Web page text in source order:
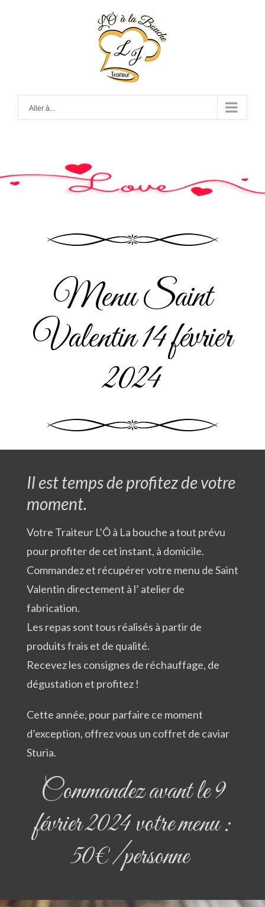
Aller à...
Menu Saint
Valentin 14 février
2024
Il est temps de profitez de votre
moment.
Votre Traiteur L’Ô à La bouche a tout prévu
pour profiter de cet instant, à domicile.
Commandez et récupérer votre menu de Saint
Valentin directement à l’ atelier de
fabrication.
Les repas sont tous réalisés à partir de
produits frais et de qualité.
Recevez les consignes de réchauffage, de
dégustation et profitez !
Cette année, pour parfaire ce moment
d’exception, offrez vous un coffret de caviar
Sturia.
Commandez avant le 9
février 2024 votre menu :
50€/personne